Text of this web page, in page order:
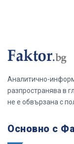
Аналитично-
разпространява в
не е обвързана с
Основно с